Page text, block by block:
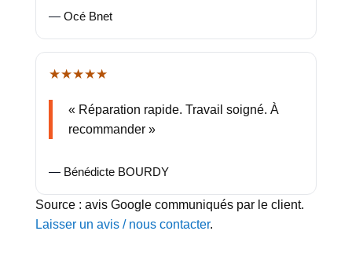
— Océ Bnet
★★★★★
« Réparation rapide. Travail soigné. À
recommander »
— Bénédicte BOURDY
Source : avis Google communiqués par le client.
Laisser un avis / nous contacter.